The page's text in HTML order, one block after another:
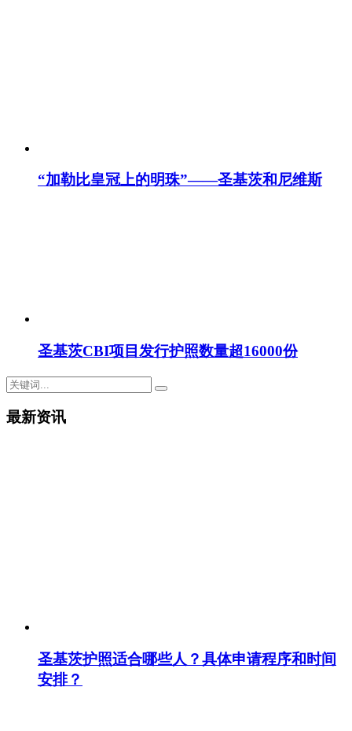
“加勒比皇冠上的明珠”——圣基茨和尼维斯
圣基茨CBI项目发行护照数量超16000份
最新资讯
圣基茨护照适合哪些人？具体申请程序和时间
安排？